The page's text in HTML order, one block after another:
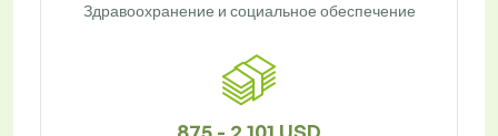
Здравоохранение и социальное обеспечение